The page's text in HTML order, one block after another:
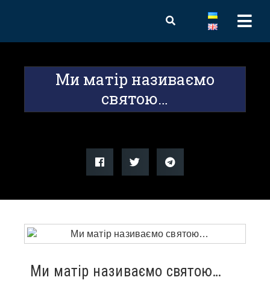
Ми матір називаємо
святою…
Ми матір називаємо святою…